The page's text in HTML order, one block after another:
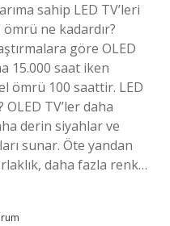
sahip LED TV’leri
ne kadardır?
göre OLED
15.000 saat iken
ömrü 100 saattir. LED
TV’ler daha
derin siyahlar ve
sunar. Öte yandan
daha fazla renk…